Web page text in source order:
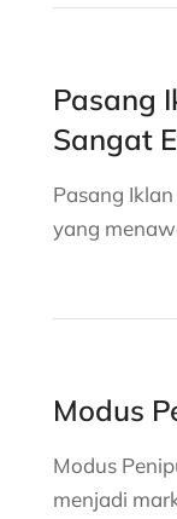
Pasang
Sangat
Pasang
yang
Modus
Modus
menjadi